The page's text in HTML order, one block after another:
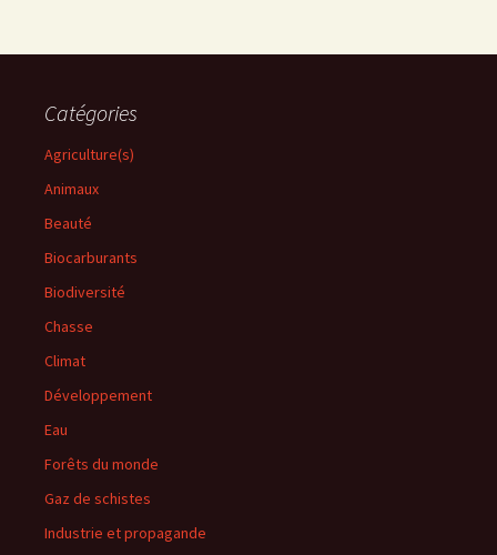
Catégories
Agriculture(s)
Animaux
Beauté
Biocarburants
Biodiversité
Chasse
Climat
Développement
Eau
Forêts du monde
Gaz de schistes
Industrie et propagande